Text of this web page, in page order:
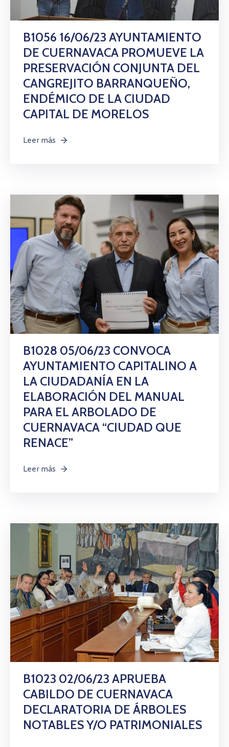
B1056 16/06/23 AYUNTAMIENTO
DE CUERNAVACA PROMUEVE LA
PRESERVACIÓN CONJUNTA DEL
CANGREJITO BARRANQUEÑO,
ENDÉMICO DE LA CIUDAD
CAPITAL DE MORELOS
Leer más
B1028 05/06/23 CONVOCA
AYUNTAMIENTO CAPITALINO A
LA CIUDADANÍA EN LA
ELABORACIÓN DEL MANUAL
PARA EL ARBOLADO DE
CUERNAVACA “CIUDAD QUE
RENACE”
Leer más
B1023 02/06/23 APRUEBA
CABILDO DE CUERNAVACA
DECLARATORIA DE ÁRBOLES
NOTABLES Y/O PATRIMONIALES